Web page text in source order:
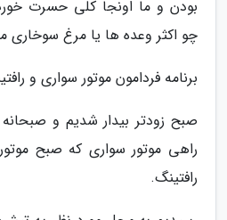
بودن و ما اونجا کلی حسرت
چو اکثر وعده ها یا مرغ سوخاری
برنامه فردامون موتور سواری و
صبح زودتر بیدار شدیم و
راهی موتور سواری که صبح
رافتینگ.